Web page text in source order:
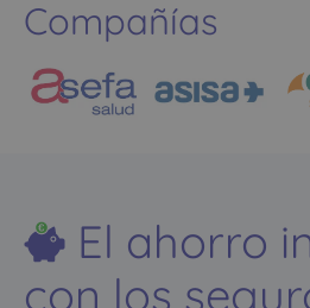
Compañías
El ahorro
con los